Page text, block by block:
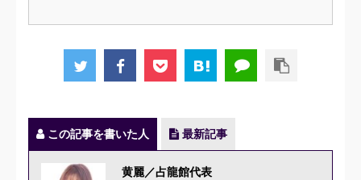
この記事を書いた人 最新記事
黄麗／占龍館代表